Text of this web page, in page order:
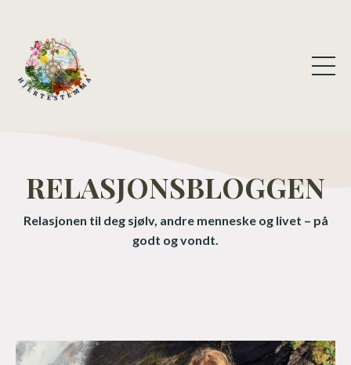
RELASJONSBLOGGEN
Relasjonen til deg sjølv, andre menneske og livet – på
godt og vondt.